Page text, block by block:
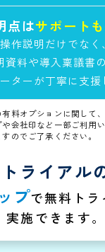
点はサポート
操作説明だけでなく、
資料や導入稟議書
ターが丁寧に支援
料オプションに関して、
会社印など一部ご利用
のでご了承ください。
ライアル
プで無料トラ
実施できます。